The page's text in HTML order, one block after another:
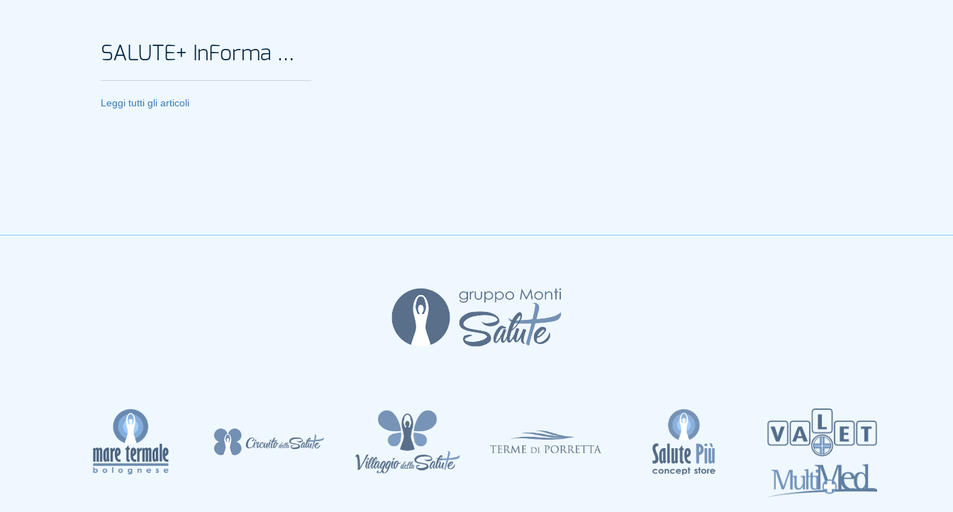
SALUTE+ InForma Magazine
Leggi tutti gli articoli